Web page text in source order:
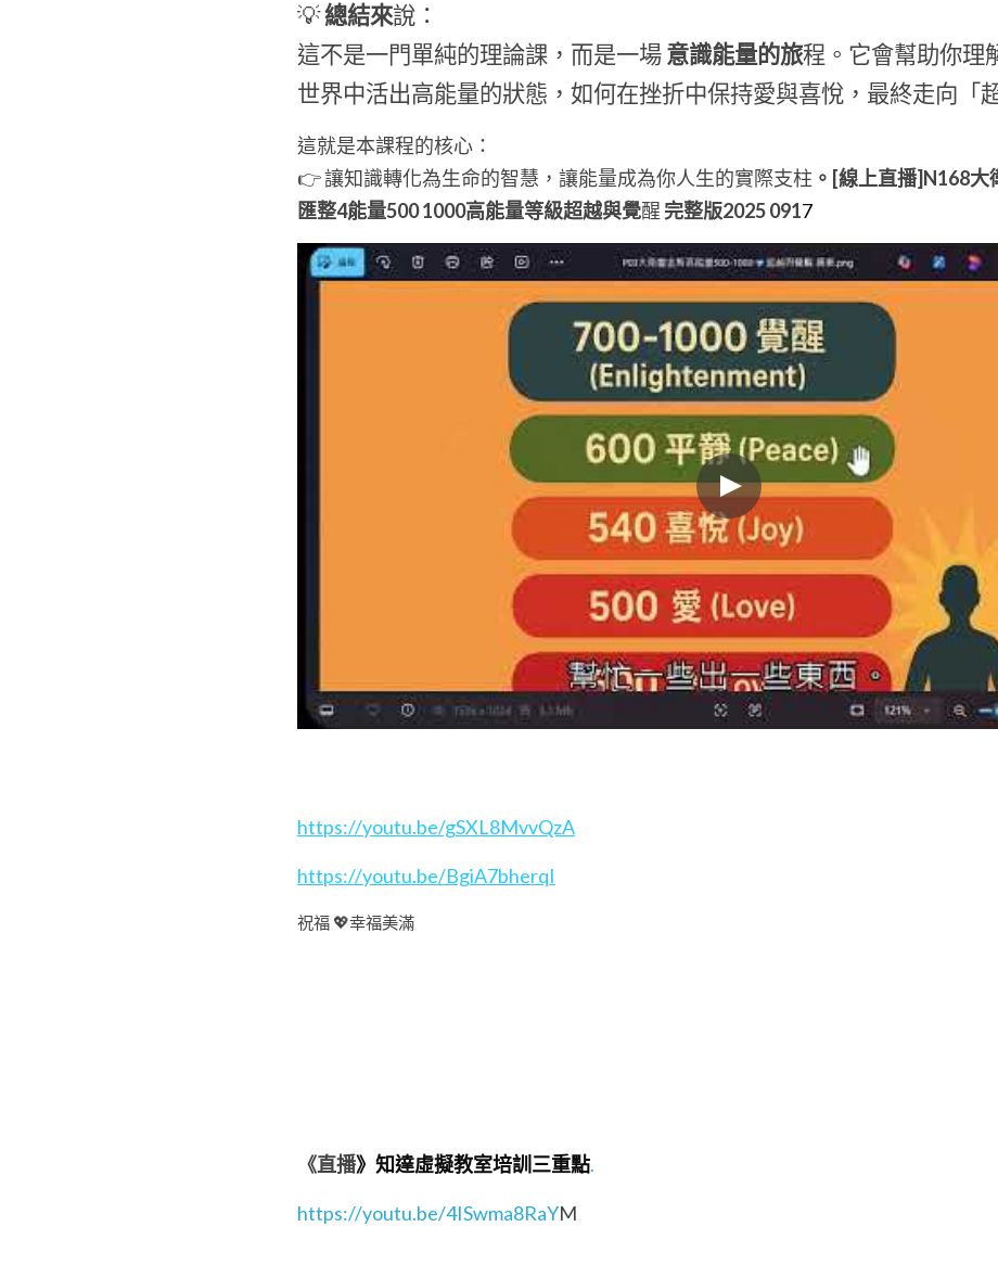
💡 總結來說：
這不是一門單純的理論課，而是一場 意識能量的旅程。它會幫助你理
世界中活出高能量的狀態，如何在挫折中保持愛與喜悅，最終走向「
這就是本課程的核心：
👉 讓知識轉化為生命的智慧，讓能量成為你人生的實際支柱 。[線上直播]N168
匯整4能量500 1000高能量等級超越與覺醒 完整版2025 0917
https://youtu.be/gSXL8MvvQzA
https://youtu.be/BgiA7bherqI
祝福 💖幸福美滿
《直播》知達虛擬教室培訓三重點.
https://youtu.be/4ISwma8RaYM